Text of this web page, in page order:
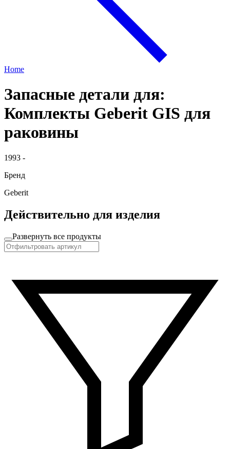
Home
Запасные детали для:
Комплекты Geberit GIS для
раковины
1993 -
Бренд
Geberit
Действительно для изделия
Развернуть все продукты